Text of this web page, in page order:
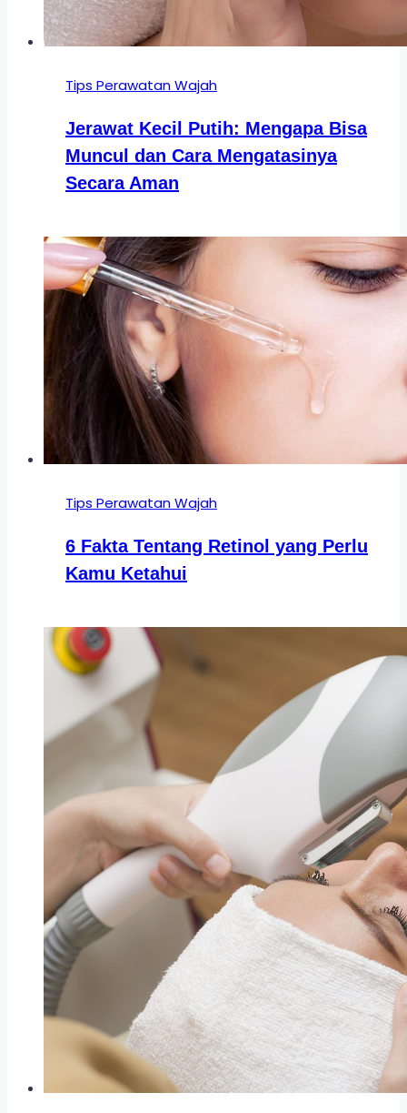
Tips Perawatan Wajah
Jerawat Kecil Putih: Mengapa Bisa
Muncul dan Cara Mengatasinya
Secara Aman
Tips Perawatan Wajah
6 Fakta Tentang Retinol yang Perlu
Kamu Ketahui